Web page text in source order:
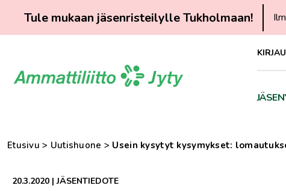
Tule mukaan jäsenristeilylle Tukholmaan!
sisältöön
Etusivu > Uutishuone > Usein kysytyt kysymykset:
20.3.2020 |JÄSENTIEDOTE